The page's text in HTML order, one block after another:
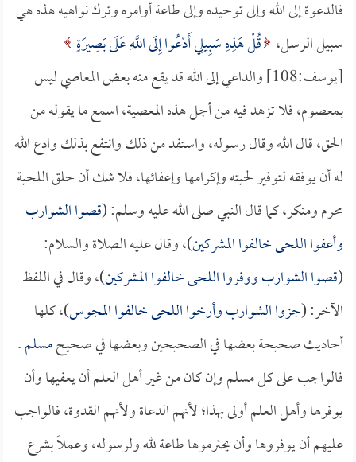
فالدعوة إلى الله وإلى توحيده وإلى طاعة أوامره وترك نواهيه هذه هي
سبيل الرسل، قُلْ هَذِهِ سَبِيلِي أَدْعُوا إِلَى اللَّهِ عَلَى بَصِيرَةٍ
[يوسف:108] والداعي إلى الله قد يقع منه بعض المعاصي ليس
بمعصوم، فلا تزهد فيه من أجل هذه المعصية، اسمع ما يقوله من
الحق، قال الله وقال رسوله، واستفد من ذلك وانتفع بذلك وادع الله
له أن يوفقه لتوفير لحيته وإكرامها وإعفائها، فلا شك أن حلق اللحية
محرم ومنكر، كما قال النبي صلى الله عليه وسلم: (قصوا الشوارب
وأعفوا اللحى خالفوا المشركين)، وقال عليه الصلاة والسلام:
(قصوا الشوارب ووفروا اللحى خالفوا المشركين)، وقال في اللفظ
الآخر: (جزوا الشوارب وأرخوا اللحى خالفوا المجوس)، كلها
أحاديث صحيحة بعضها في الصحيحين وبعضها في صحيحمسلم.
فالواجب على كل مسلم وإن كان من غير أهل العلم أن يعفيها وأن
يوفرها وأهل العلم أولى بهذا؛ لأنهم الدعاة ولأنهم القدوة، فالواجب
عليهم أن يوفروها وأن يحترموها طاعة لله ولرسوله، وعملاً بشرع